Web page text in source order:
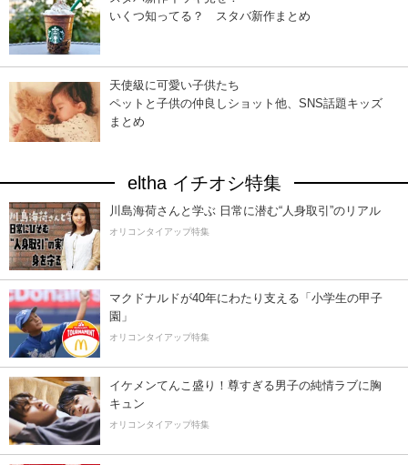
いくつ知ってる？ スタバ新作まとめ
天使級に可愛い子供たち
ペットと子供の仲良しショット他、SNS話題キッズ
まとめ
eltha イチオシ特集
川島海荷さんと学ぶ 日常に潜む“人身取引”のリアル
オリコンタイアップ特集
マクドナルドが40年にわたり支える「小学生の甲子
園」
オリコンタイアップ特集
イケメンてんこ盛り！尊すぎる男子の純情ラブに胸
キュン
オリコンタイアップ特集